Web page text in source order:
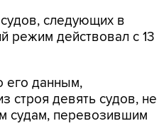
следующих в
режим действовал с 13
его данным,
строя девять судов, не
судам, перевозившим